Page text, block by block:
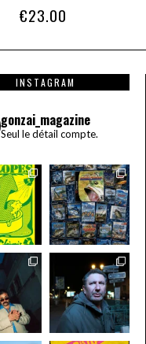
4.00
€23.00
INSTAGRAM
gonzai_magazine
Seul le détail compte.